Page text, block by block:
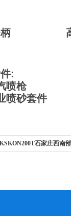
枪柄 高
:
喷枪
喷砂套件
石家庄西南